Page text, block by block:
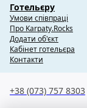
+38 (073) 757 8303
Готельєру
Умови співпраці
Про Karpaty.Rocks
Додати об'єкт
Кабінет готельєра
Контакти
Copyright @ 2010-2014 Karpaty.Rocks